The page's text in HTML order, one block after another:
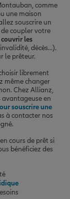
comme
une maison
souscrire un
coupler votre
les
décès...).
le prêteur.
librement
même changer
Chez Allianz,
en
souscrire une
à contacter nos
cours de prêt si
bénéficiez des